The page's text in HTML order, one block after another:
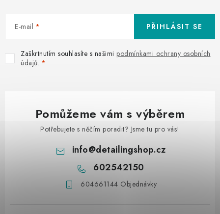
E-mail
Zaškrtnutím souhlasíte s našimi podmínkami ochrany osobních
údajů.
PŘIHLÁSIT SE
Pomůžeme vám s výběrem
Potřebujete s něčím poradit? Jsme tu pro vás!
info@detailingshop.cz
602542150
604661144 Objednávky